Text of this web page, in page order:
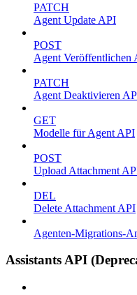
PATCH
Agent Update API
POST
Agent Veröffentlichen
PATCH
Agent Deaktivieren
GET
Modelle für Agent API
POST
Upload Attachment
DEL
Delete Attachment API
Agenten-Migrations-
Assistants API